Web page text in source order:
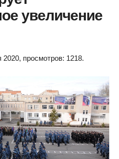
увеличение
просмотров: 1218.